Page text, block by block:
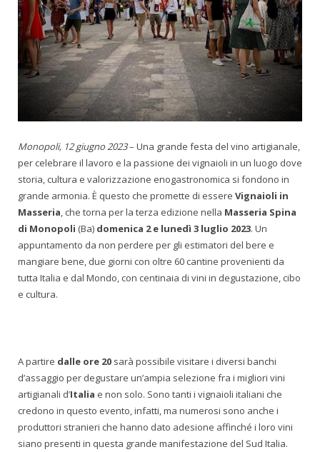
Monopoli, 12 giugno 2023– Una grande festa del vino artigianale,
per celebrare il lavoro e la passione dei vignaioli in un luogo dove
storia, cultura e valorizzazione enogastronomica si fondono in
grande armonia. È questo che promette di essere Vignaioli in
Masseria , che torna per la terza edizione nella Masseria Spina
di Monopoli (Ba) domenica 2 e lunedì 3 luglio 2023. Un
appuntamento da non perdere per gli estimatori del bere e
mangiare bene, due giorni con oltre 60 cantine provenienti da
tutta Italia e dal Mondo, con centinaia di vini in degustazione, cibo
e cultura.
A partire dalle ore 20 sarà possibile visitare i diversi banchi
d’assaggio per degustare un’ampia selezione fra i migliori vini
artigianali d’Italia e non solo. Sono tanti i vignaioli italiani che
credono in questo evento, infatti, ma numerosi sono anche i
produttori stranieri che hanno dato adesione affinché i loro vini
siano presenti in questa grande manifestazione del Sud Italia.